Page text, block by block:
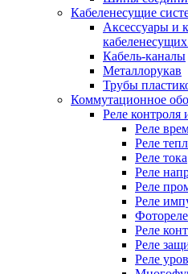
Кабеленесущие
Аксессуары и
Кабель-каналы
Металлорукав
Трубы
Коммутационное
Реле контроля
Реле
Реле
Реле тока
Реле
Реле
Реле
Фотореле
Реле
Реле
Реле